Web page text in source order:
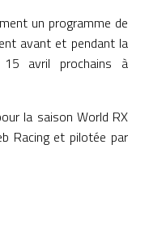
un programme de
avant et pendant la
avril prochains à
la saison World RX
Racing et pilotée par